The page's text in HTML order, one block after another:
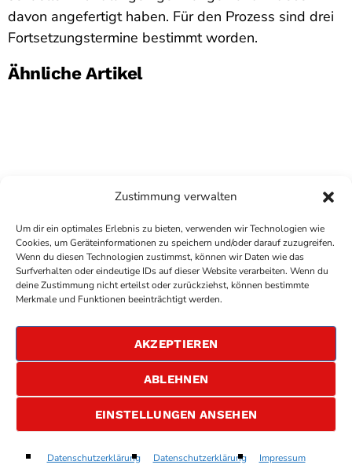
Zustimmung verwalten
Um dir ein optimales Erlebnis zu bieten, verwenden wir Technologien wie
Cookies, um Geräteinformationen zu speichern und/oder darauf zuzugreifen.
Wenn du diesen Technologien zustimmst, können wir Daten wie das
Surfverhalten oder eindeutige IDs auf dieser Website verarbeiten. Wenn du
deine Zustimmung nicht erteilst oder zurückziehst, können bestimmte
Merkmale und Funktionen beeinträchtigt werden.
AKZEPTIEREN
ABLEHNEN
EINSTELLUNGEN ANSEHEN
Datenschutzerklärung Datenschutzerklärung Impressum
play_arrow
RUNAWAY
davon angefertigt haben. Für den Prozess sind drei
Fortsetzungstermine bestimmt worden.
Ähnliche Artikel
COPYRIGHTANTENNE BAD KREUZNACH
DATENSCHUTZERKLÄRUNG
ALLGEMEINE GESCHÄFTSBEDINGUNGEN
GEWINNSPIELBEDINGUNGEN